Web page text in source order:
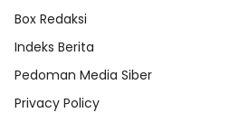
Box Redaksi
Indeks Berita
Pedoman Media Siber
Privacy Policy